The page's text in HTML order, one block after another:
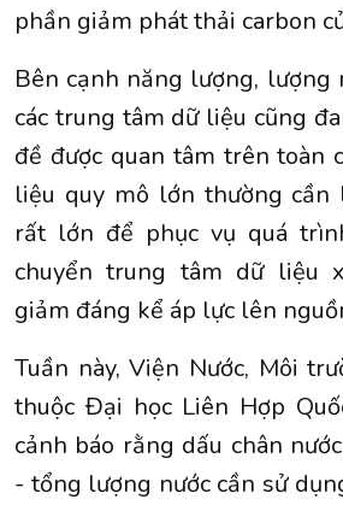
phần giảm phát thải carbon
Bên cạnh năng lượng, lượng
các trung tâm dữ liệu cũng
đề được quan tâm trên toàn
liệu quy mô lớn thường cần
rất lớn để phục vụ quá
chuyển trung tâm dữ liệu
giảm đáng kể áp lực lên
Tuần này, Viện Nước, Môi
thuộc Đại học Liên Hợp
cảnh báo rằng dấu chân
- tổng lượng nước cần sử